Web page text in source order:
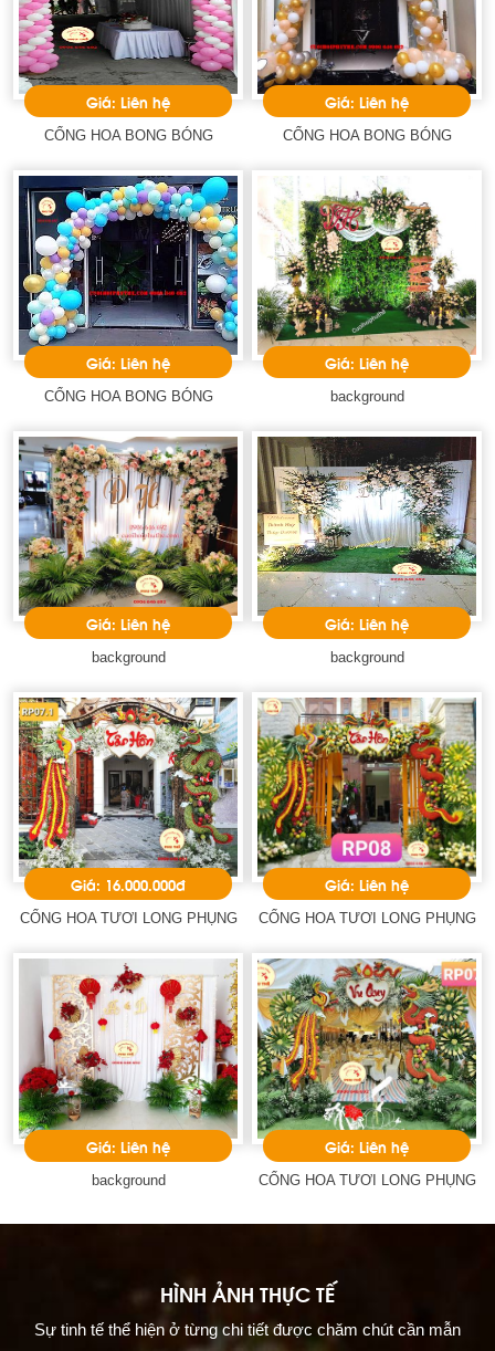
Giá: Liên hệ
CỔNG HOA BONG BÓNG
Giá: Liên hệ
CỔNG HOA BONG BÓNG
Giá: Liên hệ
CỔNG HOA BONG BÓNG
Giá: Liên hệ
background
Giá: Liên hệ
background
Giá: Liên hệ
background
Giá: 16.000.000đ
CỔNG HOA TƯƠI LONG PHỤNG
Giá: Liên hệ
CỔNG HOA TƯƠI LONG PHỤNG
Giá: Liên hệ
background
Giá: Liên hệ
CỔNG HOA TƯƠI LONG PHỤNG
HÌNH ẢNH THỰC TẾ
Sự tinh tế thể hiện ở từng chi tiết được chăm chút cần mẫn